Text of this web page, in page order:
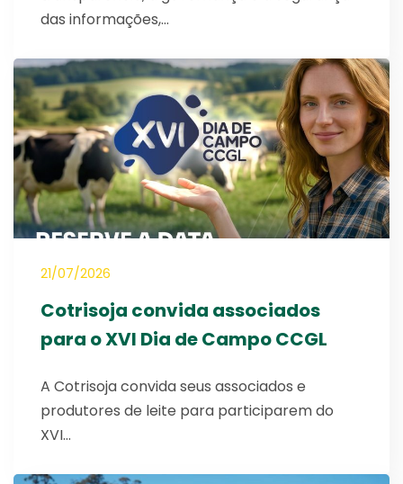
das informações,…
21/07/2026
Cotrisoja convida associados
para o XVI Dia de Campo CCGL
A Cotrisoja convida seus associados e
produtores de leite para participarem do
XVI…